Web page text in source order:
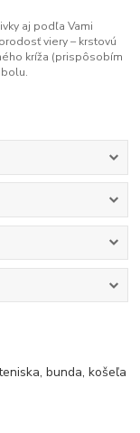
aj podľa Vami
viery – krstovú
kríža (prispôsobím
bunda, košeľa